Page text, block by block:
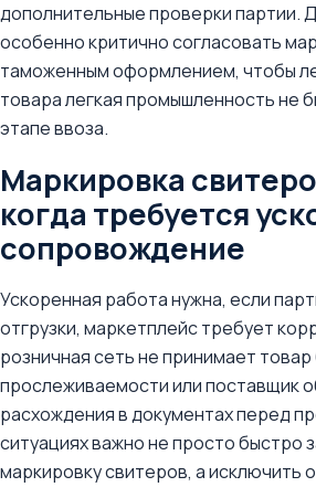
дополнительные проверки партии.
особенно критично согласовать
таможенным оформлением, чтобы
товара легкая промышленность не
этапе ввоза.
Маркировка
когда требуется
сопровождение
Ускоренная работа нужна, если
отгрузки, маркетплейс требует
розничная сеть не принимает товар
прослеживаемости или поставщик
расхождения в документах перед
ситуациях важно не просто быстро
маркировку свитеров, а исключить